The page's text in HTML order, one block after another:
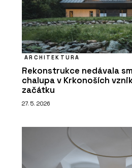
ARCHITEKTURA
Rekonstrukce nedávala
chalupa v Krkonoších
začátku
27. 5. 2026